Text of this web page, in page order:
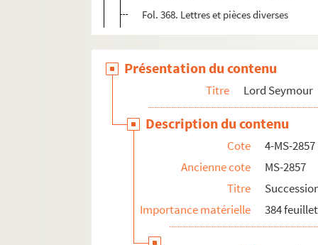
Fol. 368. Lettres et pièces diverses
Présentation du contenu
Titre Lord Seymour
Description du contenu
Cote
4-MS-2857
Ancienne cote
MS-2857
Titre
Importance matérielle
384